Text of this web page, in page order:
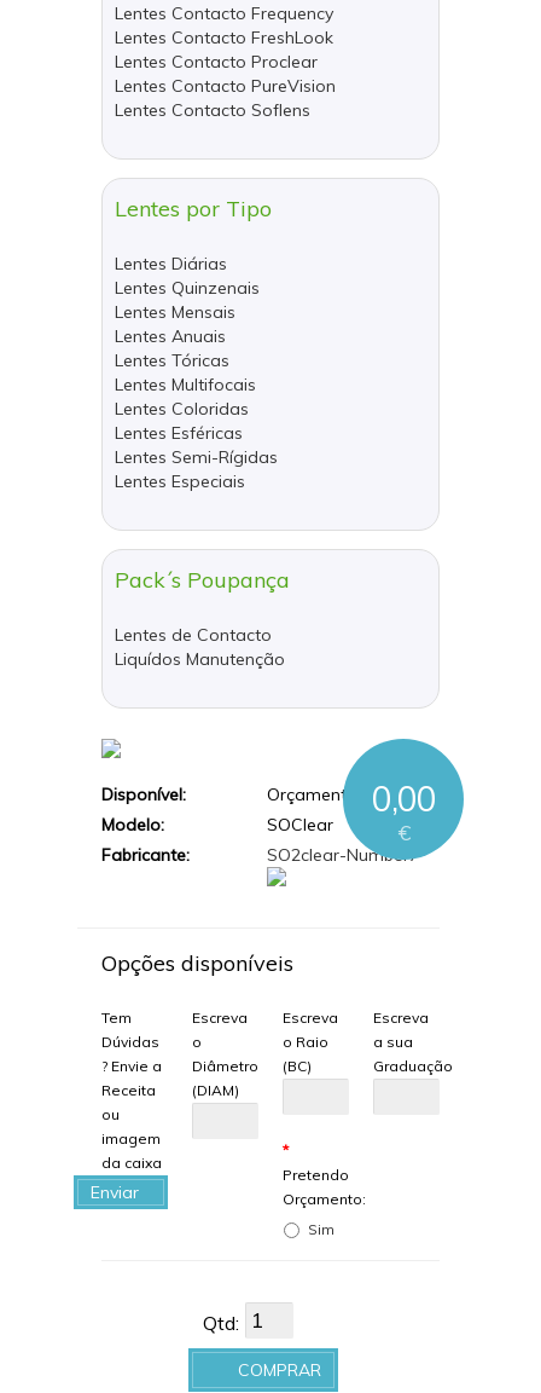
Lentes Contacto Frequency
Lentes Contacto FreshLook
Lentes Contacto Proclear
Lentes Contacto PureVision
Lentes Contacto Soflens
Lentes por Tipo
Lentes Diárias
Lentes Quinzenais
Lentes Mensais
Lentes Anuais
Lentes Tóricas
Lentes Multifocais
Lentes Coloridas
Lentes Esféricas
Lentes Semi-Rígidas
Lentes Especiais
Pack´s Poupança
Lentes de Contacto
Liquídos Manutenção
0,00
€
Disponível:
Orçamento
Modelo:
SOClear
Fabricante:
SO2clear-Number7
Opções disponíveis
Tem
Dúvidas
? Envie a
Receita
ou
imagem
da caixa
Enviar
arquivo
Escreva
o
Diâmetro
(DIAM)
Escreva
o Raio
(BC)
Escreva
a sua
Graduação
*
Pretendo
Orçamento:
Sim
Qtd:
COMPRAR